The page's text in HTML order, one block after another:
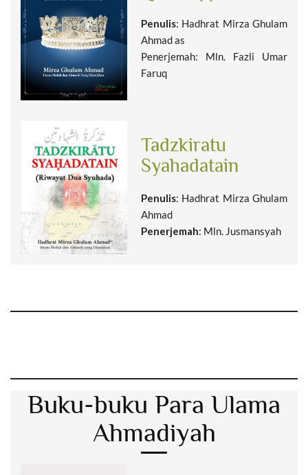
Penulis: Hadhrat Mirza Ghulam
Ahmad as
Penerjemah: Mln. Fazli Umar
Faruq
Tadzkiratu
Syahadatain
Penulis: Hadhrat Mirza Ghulam
Ahmad
Penerjemah: Mln. Jusmansyah
Buku-buku Para Ulama
Ahmadiyah